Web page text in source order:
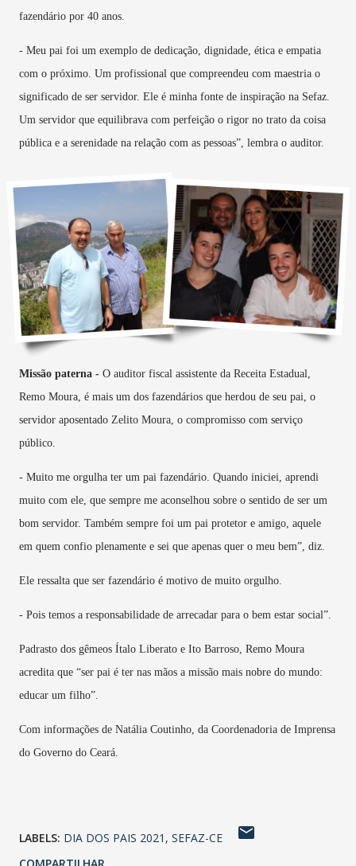
fazendário por 40 anos.
- Meu pai foi um exemplo de dedicação, dignidade, ética e empatia
com o próximo. Um profissional que compreendeu com maestria o
significado de ser servidor. Ele é minha fonte de inspiração na Sefaz.
Um servidor que equilibrava com perfeição o rigor no trato da coisa
pública e a serenidade na relação com as pessoas”, lembra o auditor.
Missão paterna - O auditor fiscal assistente da Receita Estadual,
Remo Moura, é mais um dos fazendários que herdou de seu pai, o
servidor aposentado Zelito Moura, o compromisso com serviço
público.
- Muito me orgulha ter um pai fazendário. Quando iniciei, aprendi
muito com ele, que sempre me aconselhou sobre o sentido de ser um
bom servidor. Também sempre foi um pai protetor e amigo, aquele
em quem confio plenamente e sei que apenas quer o meu bem”, diz.
Ele ressalta que ser fazendário é motivo de muito orgulho.
- Pois temos a responsabilidade de arrecadar para o bem estar social”.
Padrasto dos gêmeos Ítalo Liberato e Ito Barroso, Remo Moura
acredita que “ser pai é ter nas mãos a missão mais nobre do mundo:
educar um filho”.
Com informações de Natália Coutinho, da Coordenadoria de Imprensa
do Governo do Ceará.
LABELS: DIA DOS PAIS 2021 SEFAZ-CE